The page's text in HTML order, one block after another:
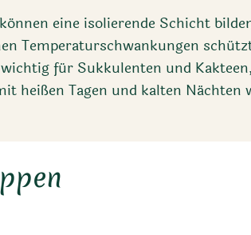
eine isolierende Schicht
Temperaturschwankungen
für Sukkulenten und
heißen Tagen und kalten Nächten